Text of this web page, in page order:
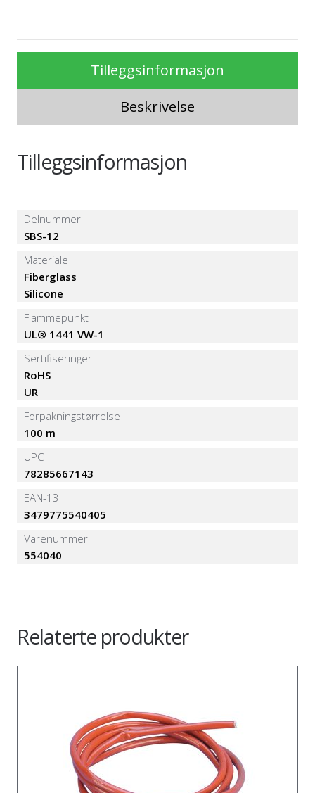
Tilleggsinformasjon
Beskrivelse
Tilleggsinformasjon
Delnummer
SBS-12
Materiale
Fiberglass
Silicone
Flammepunkt
UL® 1441 VW-1
Sertifiseringer
RoHS
UR
Forpakningstørrelse
100 m
UPC
78285667143
EAN-13
3479775540405
Varenummer
554040
Relaterte produkter